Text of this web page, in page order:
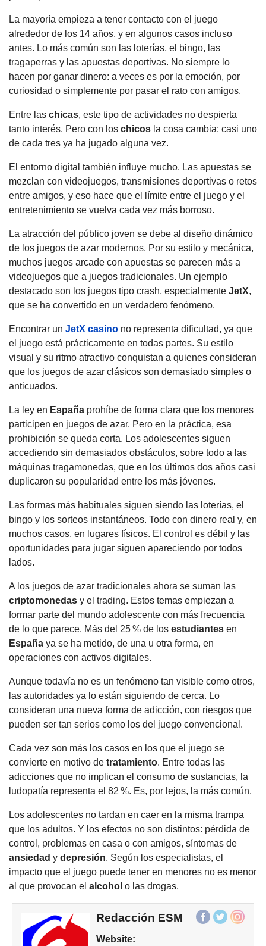
La mayoría empieza a tener contacto con el juego
alrededor de los 14 años, y en algunos casos incluso
antes. Lo más común son las loterías, el bingo, las
tragaperras y las apuestas deportivas. No siempre lo
hacen por ganar dinero: a veces es por la emoción, por
curiosidad o simplemente por pasar el rato con amigos.
Entre las chicas, este tipo de actividades no despierta
tanto interés. Pero con los chicos la cosa cambia: casi uno
de cada tres ya ha jugado alguna vez.
El entorno digital también influye mucho. Las apuestas se
mezclan con videojuegos, transmisiones deportivas o retos
entre amigos, y eso hace que el límite entre el juego y el
entretenimiento se vuelva cada vez más borroso.
La atracción del público joven se debe al diseño dinámico
de los juegos de azar modernos. Por su estilo y mecánica,
muchos juegos arcade con apuestas se parecen más a
videojuegos que a juegos tradicionales. Un ejemplo
destacado son los juegos tipo crash, especialmente JetX,
que se ha convertido en un verdadero fenómeno.
Encontrar un JetX casino no representa dificultad, ya que
el juego está prácticamente en todas partes. Su estilo
visual y su ritmo atractivo conquistan a quienes consideran
que los juegos de azar clásicos son demasiado simples o
anticuados.
La ley en España prohíbe de forma clara que los menores
participen en juegos de azar. Pero en la práctica, esa
prohibición se queda corta. Los adolescentes siguen
accediendo sin demasiados obstáculos, sobre todo a las
máquinas tragamonedas, que en los últimos dos años casi
duplicaron su popularidad entre los más jóvenes.
Las formas más habituales siguen siendo las loterías, el
bingo y los sorteos instantáneos. Todo con dinero real y, en
muchos casos, en lugares físicos. El control es débil y las
oportunidades para jugar siguen apareciendo por todos
lados.
A los juegos de azar tradicionales ahora se suman las
criptomonedas y el trading. Estos temas empiezan a
formar parte del mundo adolescente con más frecuencia
de lo que parece. Más del 25 % de los estudiantes en
España ya se ha metido, de una u otra forma, en
operaciones con activos digitales.
Aunque todavía no es un fenómeno tan visible como otros,
las autoridades ya lo están siguiendo de cerca. Lo
consideran una nueva forma de adicción, con riesgos que
pueden ser tan serios como los del juego convencional.
Cada vez son más los casos en los que el juego se
convierte en motivo de tratamiento. Entre todas las
adicciones que no implican el consumo de sustancias, la
ludopatía representa el 82 %. Es, por lejos, la más común.
Los adolescentes no tardan en caer en la misma trampa
que los adultos. Y los efectos no son distintos: pérdida de
control, problemas en casa o con amigos, síntomas de
ansiedad y depresión. Según los especialistas, el
impacto que el juego puede tener en menores no es menor
al que provocan el alcohol o las drogas.
Redacción ESM
Website: